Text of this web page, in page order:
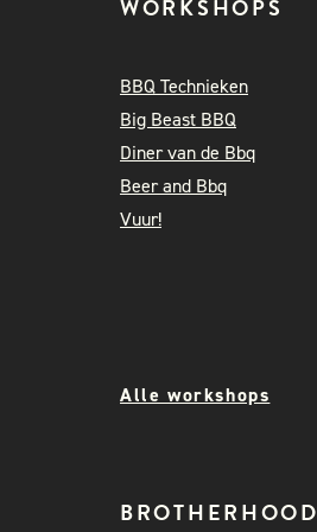
WORKSHOPS
BBQ Technieken
Big Beast BBQ
Diner van de Bbq
Beer and Bbq
Vuur!
Alle workshops
BROTHERHOOD